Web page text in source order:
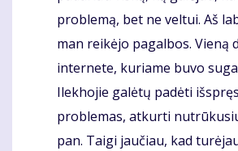
problemą, bet ne veltui. Aš
man reikėjo pagalbos. Vieną
internete, kuriame buvo
Ilekhojie galėtų padėti
problemas, atkurti
pan. Taigi jaučiau, kad